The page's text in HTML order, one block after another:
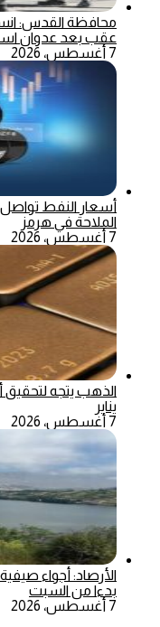
محافظة القدس:
عقب بعد عدوان
7 أغسطس، 2026
أسعار النفط
الملاحة في هرمز
7 أغسطس، 2026
الذهب يتجه لتحقيق
يناير
7 أغسطس، 2026
الأرصاد: أجواء صيفية
بدءا من السبت
7 أغسطس، 2026